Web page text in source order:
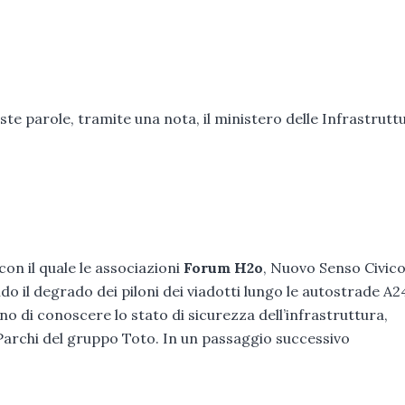
parole, tramite una nota, il ministero delle
il quale le associazioni Forum H2o, Nuovo Senso Civico
il degrado dei piloni dei viadotti lungo le autostrade
di conoscere lo stato di sicurezza dell’infrastruttura,
del gruppo Toto. In un passaggio successivo